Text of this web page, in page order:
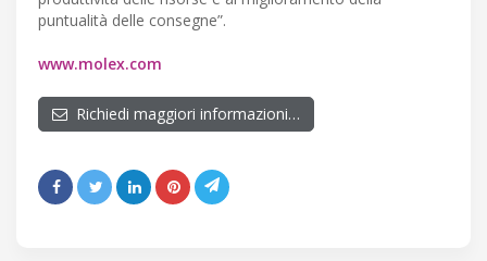
puntualità delle consegne”.
www.molex.com
Richiedi maggiori informazioni…